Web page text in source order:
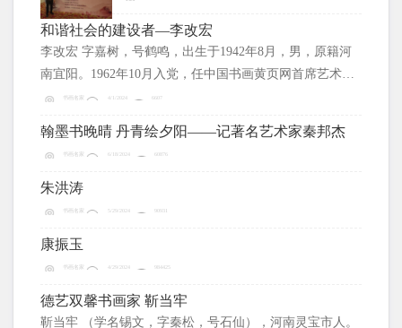
和谐社会的建设者—李改宏
李改宏 字嘉树，号鹤鸣，出生于1942年8月，男，原籍河
南宜阳。1962年10月入党，任中国书画黄页网首席艺术
家，中国书画名家研究会名誉主席，政协书画院名誉院
书画名家 4/1/2024 6607
翰墨书晚晴 丹青绘夕阳——记著名艺术家秦邦杰
书画名家 6/18/2024 60876
朱洪涛
书画名家 5/29/2024 90931
康振玉
书画名家 4/29/2024 984425
德艺双馨书画家 靳当牢
靳当牢 （学名锡文，字秦松，号石仙），河南灵宝市人。